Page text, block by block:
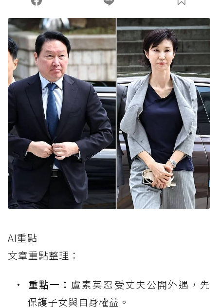
AI重點
文章重點整理：
重點一： 盧素英忍受丈夫公開外遇，先
保護子女與自身權益。